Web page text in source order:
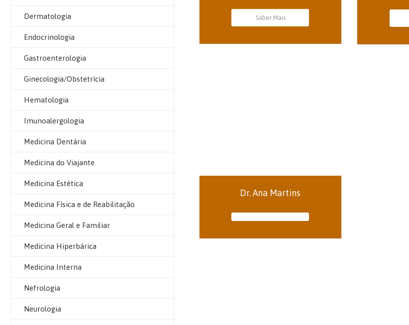
Dermatologia
Endocrinologia
Gastroenterologia
Ginecologia/Obstetrícia
Hematologia
Imunoalergologia
Medicina Dentária
Medicina do Viajante
Medicina Estética
Medicina Física e de Reabilitação
Medicina Geral e Familiar
Medicina Hiperbárica
Medicina Interna
Nefrologia
Neurologia
Saber Mais
Dr. Ana Martins